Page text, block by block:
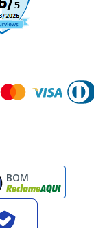
mastercard diners